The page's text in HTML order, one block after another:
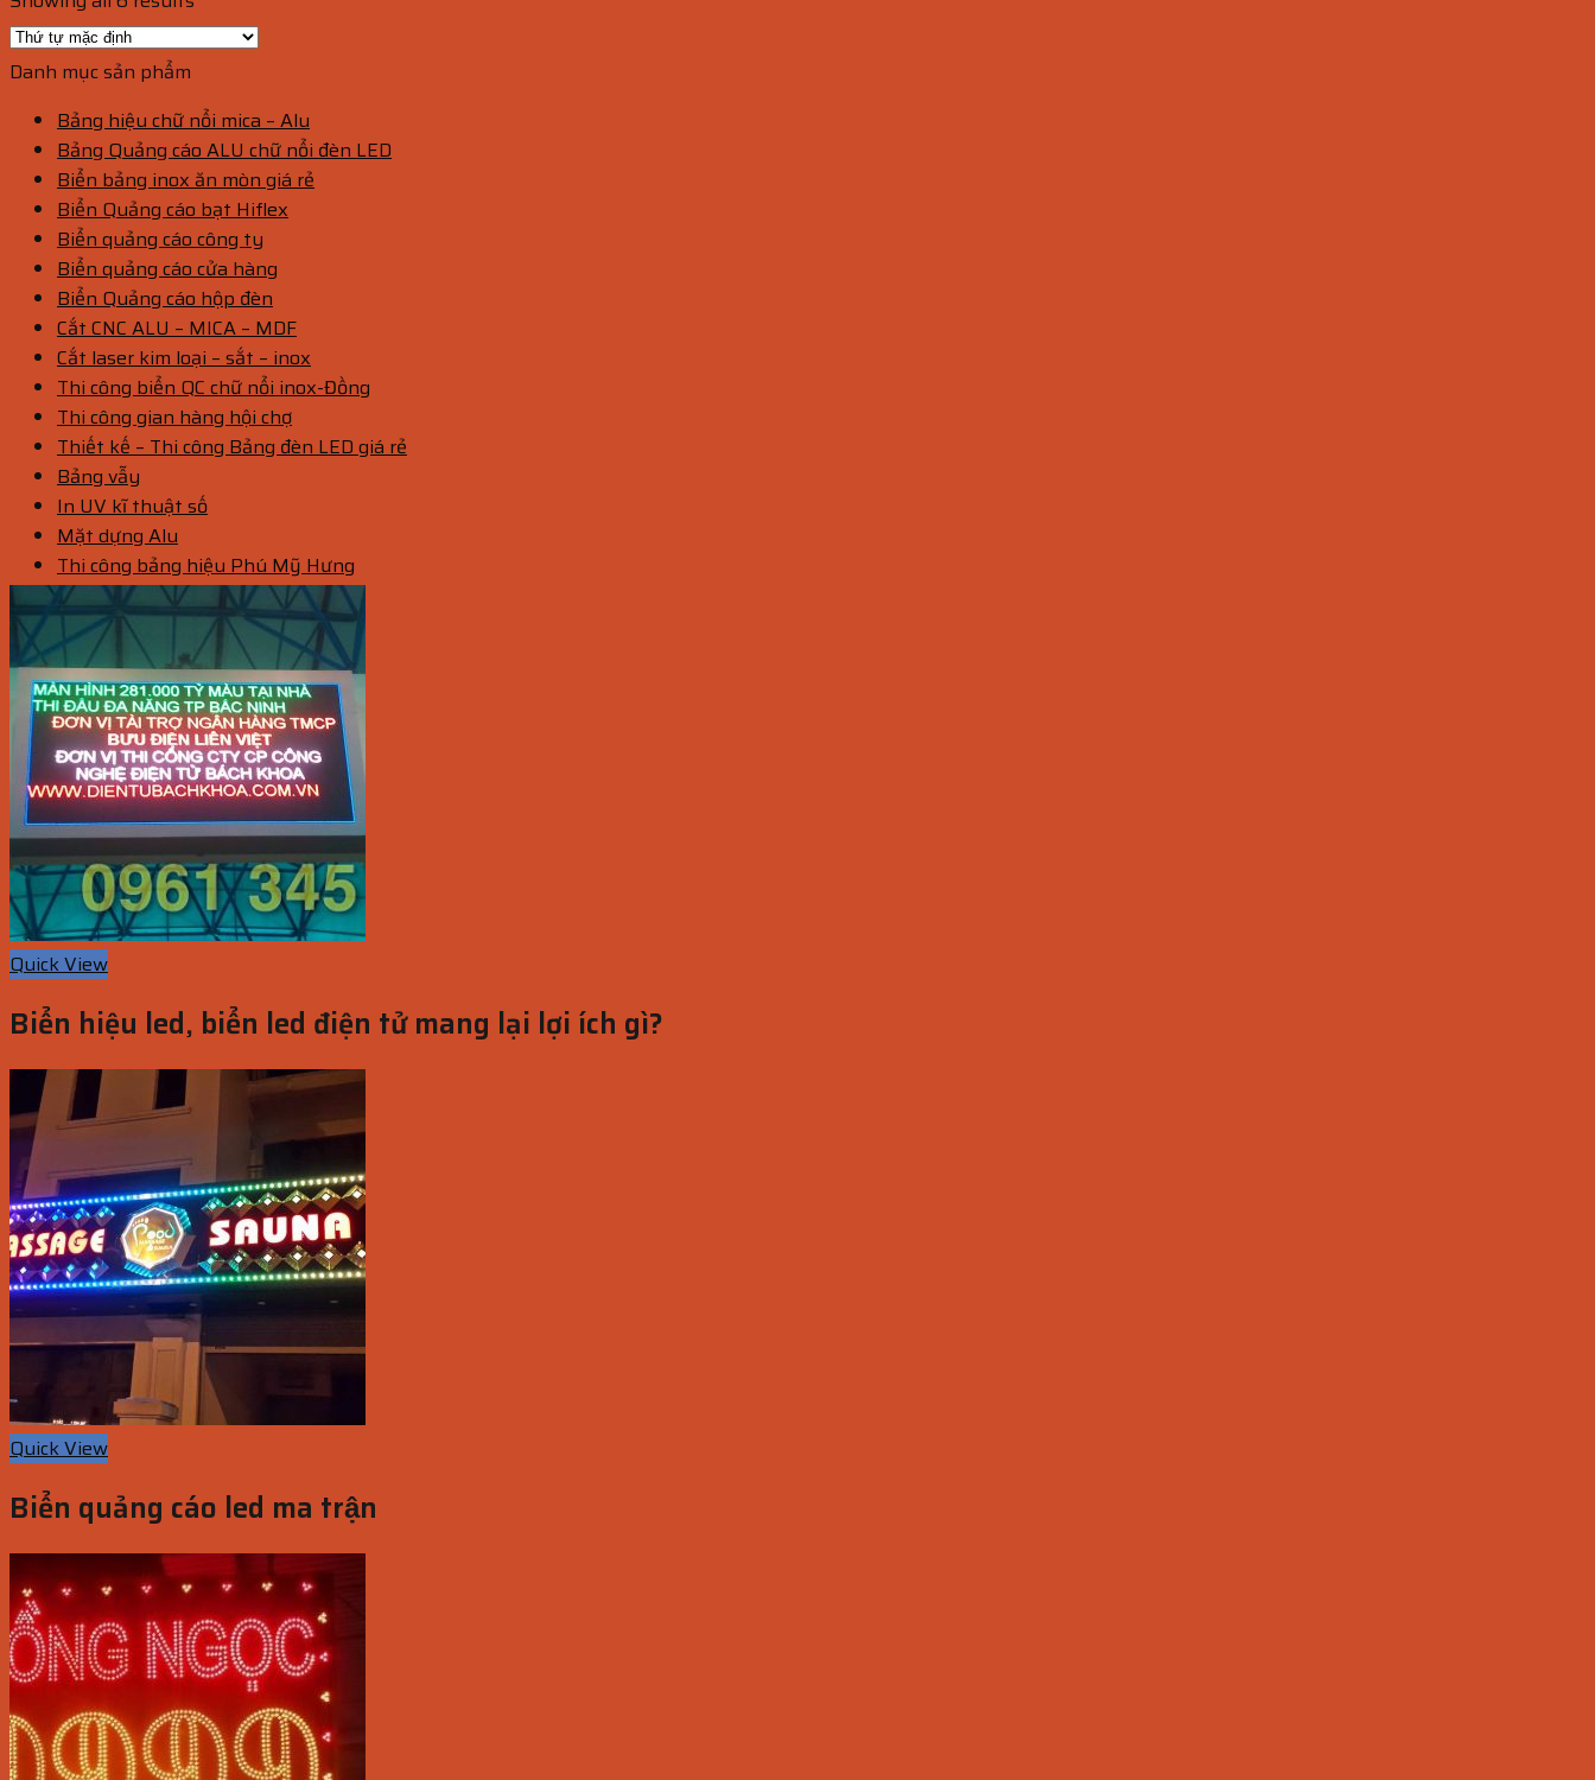
Danh mục sản phẩm
Bảng hiệu chữ nổi mica – Alu
Bảng Quảng cáo ALU chữ nổi đèn LED
Biển bảng inox ăn mòn giá rẻ
Biển Quảng cáo bạt Hiflex
Biển quảng cáo công ty
Biển quảng cáo cửa hàng
Biển Quảng cáo hộp đèn
Cắt CNC ALU – MICA – MDF
Cắt laser kim loại – sắt – inox
Thi công biển QC chữ nổi inox-Đồng
Thi công gian hàng hội chợ
Thiết kế – Thi công Bảng đèn LED giá rẻ
Bảng vẫy
In UV kĩ thuật số
Mặt dựng Alu
Thi công bảng hiệu Phú Mỹ Hưng
Quick View
Biển hiệu led, biển led điện tử mang lại lợi ích gì?
Quick View
Biển quảng cáo led ma trận